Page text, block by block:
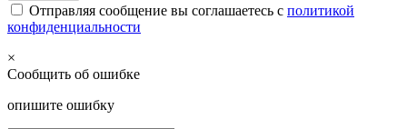
Отправляя сообщение вы соглашаетесь с политикой
конфиденциальности
×
Сообщить об ошибке
опишите ошибку